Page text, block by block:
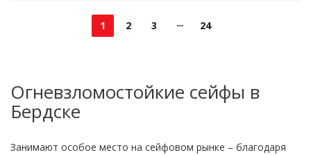
1 2 3 24
Огневзломостойкие сейфы в
Бердске
Занимают особое место на сейфовом рынке – благодаря